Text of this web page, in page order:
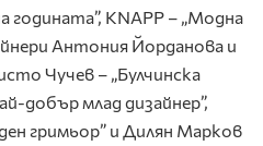
годината”, KNAPP – „Модна
Антония Йорданова и
Чучев – „Булчинска
добър млад дизайнер”,
гримьор” и Дилян Марков